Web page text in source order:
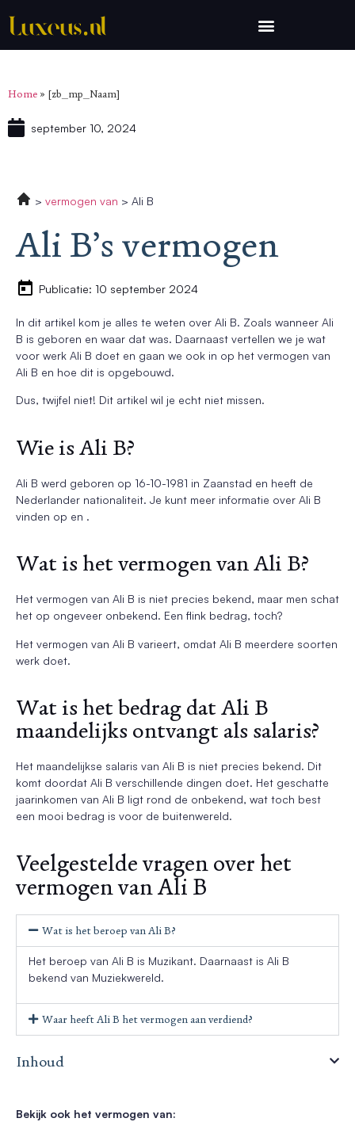
Home » [zb_mp_Naam]
september 10, 2024
vermogen van Ali B
Ali B’s vermogen
Publicatie: 10 september 2024
In dit artikel kom je alles te weten over Ali B. Zoals wanneer Ali
B is geboren en waar dat was. Daarnaast vertellen we je wat
voor werk Ali B doet en gaan we ook in op het vermogen van
Ali B en hoe dit is opgebouwd.
Dus, twijfel niet! Dit artikel wil je echt niet missen.
Wie is Ali B?
Ali B werd geboren op 16-10-1981 in Zaanstad en heeft de
Nederlander nationaliteit. Je kunt meer informatie over Ali B
vinden op en .
Wat is het vermogen van Ali B?
Het vermogen van Ali B is niet precies bekend, maar men schat
het op ongeveer onbekend. Een flink bedrag, toch?
Het vermogen van Ali B varieert, omdat Ali B meerdere soorten
werk doet.
Wat is het bedrag dat Ali B
maandelijks ontvangt als salaris?
Het maandelijkse salaris van Ali B is niet precies bekend. Dit
komt doordat Ali B verschillende dingen doet. Het geschatte
jaarinkomen van Ali B ligt rond de onbekend, wat toch best
een mooi bedrag is voor de buitenwereld.
Veelgestelde vragen over het
vermogen van Ali B
Wat is het beroep van Ali B?
Het beroep van Ali B is Muzikant. Daarnaast is Ali B
bekend van Muziekwereld.
Waar heeft Ali B het vermogen aan verdiend?
Inhoud
Bekijk ook het vermogen van: